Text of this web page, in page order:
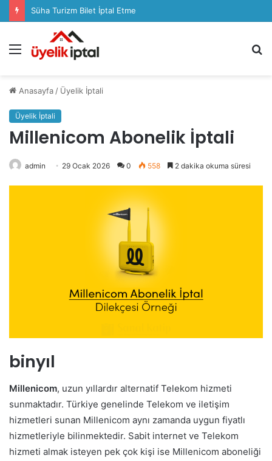
Süha Turizm Bilet İptal Etme
Menü
Anasayfa / Üyelik İptali
Üyelik İptali
Millenicom Abonelik İptali
admin 29 Ocak 2026 0 558 2 dakika okuma süresi
binyıl
Millenicom, uzun yıllardır alternatif Telekom hizmeti
sunmaktadır. Türkiye genelinde Telekom ve iletişim
hizmetleri sunan Millenicom aynı zamanda uygun fiyatlı
hizmetleriyle bilinmektedir. Sabit internet ve Telekom
hizmeti almak isteyen pek çok kişi ise Millenicom aboneliği